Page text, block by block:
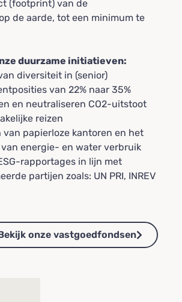
(footprint) van de
de aarde, tot een minimum te
duurzame initiatieven:
diversiteit in (senior)
van 22% naar 35%
en neutraliseren CO2-uitstoot
reizen
van papierloze kantoren en het
energie- en water verbruik
rapportages in lijn met
partijen zoals: UN PRI, INREV
onze vastgoedfondsen